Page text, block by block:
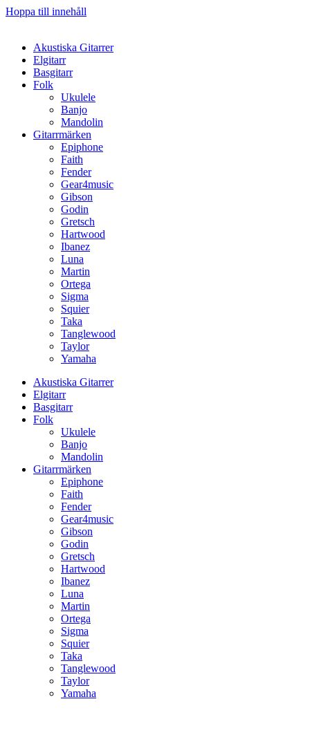
Hoppa till innehåll
Akustiska Gitarrer
Elgitarr
Basgitarr
Folk
Ukulele
Banjo
Mandolin
Gitarrmärken
Epiphone
Faith
Fender
Gear4music
Gibson
Godin
Gretsch
Hartwood
Ibanez
Luna
Martin
Ortega
Sigma
Squier
Taka
Tanglewood
Taylor
Yamaha
Akustiska Gitarrer
Elgitarr
Basgitarr
Folk
Ukulele
Banjo
Mandolin
Gitarrmärken
Epiphone
Faith
Fender
Gear4music
Gibson
Godin
Gretsch
Hartwood
Ibanez
Luna
Martin
Ortega
Sigma
Squier
Taka
Tanglewood
Taylor
Yamaha